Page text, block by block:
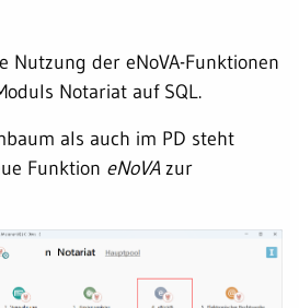
Nutzung der eNoVA-Funktionen
Notariat auf SQL.
als auch im PD steht
Funktion eNoVAzur